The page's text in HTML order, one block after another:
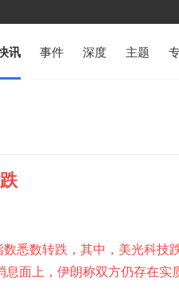
讯 事件 深度 主题
悉数转跌，其中，美光科技
面上，伊朗称双方仍存在